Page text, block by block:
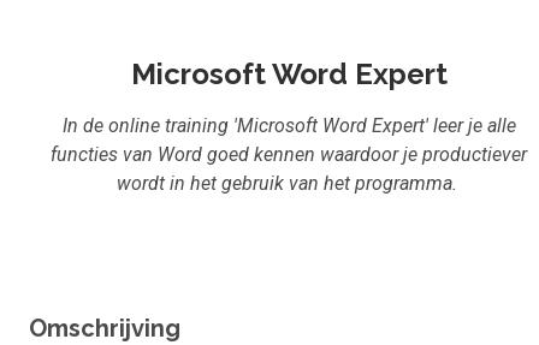
Microsoft Word Expert
In de online training 'Microsoft Word Expert' leer je alle
functies van Word goed kennen waardoor je productiever
wordt in het gebruik van het programma.
Omschrijving